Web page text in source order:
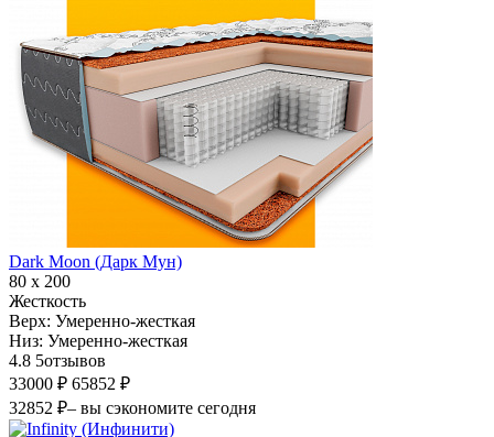
Dark Moon (Дарк Мун)
80 х 200
Жесткость
Верх: Умеренно-жесткая
Низ: Умеренно-жесткая
4.8 5отзывов
33000 ₽ 65852 ₽
32852 ₽– вы сэкономите сегодня